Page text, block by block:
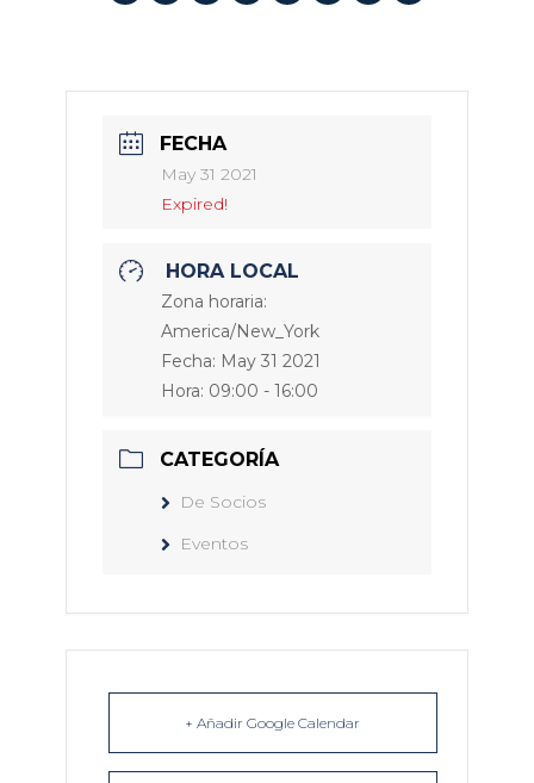
FECHA
May 31 2021
Expired!
HORA LOCAL
Zona horaria:
America/New_York
Fecha: May 31 2021
Hora: 09:00 - 16:00
CATEGORÍA
De Socios
Eventos
+ Añadir Google Calendar